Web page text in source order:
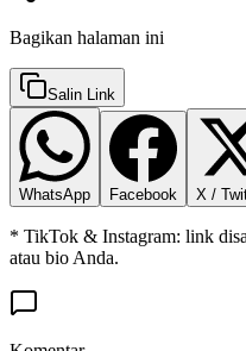
Bagikan halaman ini
Salin Link
WhatsApp Facebook X /
* TikTok & Instagram: link
atau bio Anda.